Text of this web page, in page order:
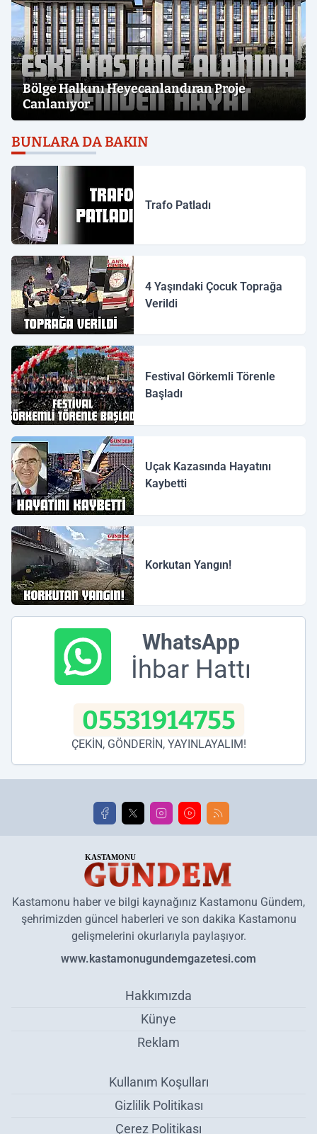
Bölge Halkını Heyecanlandıran Proje
Canlanıyor
BUNLARA DA BAKIN
Trafo Patladı
4 Yaşındaki Çocuk Toprağa
Verildi
Festival Görkemli Törenle
Başladı
Uçak Kazasında Hayatını
Kaybetti
Korkutan Yangın!
WhatsApp
İhbar Hattı
05531914755
ÇEKİN, GÖNDERİN, YAYINLAYALIM!
Kastamonu haber ve bilgi kaynağınız Kastamonu Gündem,
şehrimizden güncel haberleri ve son dakika Kastamonu
gelişmelerini okurlarıyla paylaşıyor.
www.kastamonugundemgazetesi.com
Hakkımızda
Künye
Reklam
Kullanım Koşulları
Gizlilik Politikası
Çerez Politikası